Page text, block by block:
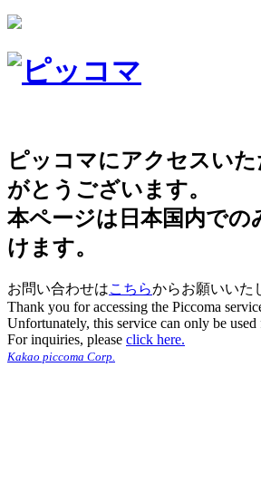
ピッコマにアクセスいた
がとうございます。
本ページは日本国内での
けます。
お問い合わせはこちらからお願いいた
Thank you for accessing the Piccoma
Unfortunately, this service can only be used
For inquiries, please click here.
Kakao piccoma Corp.